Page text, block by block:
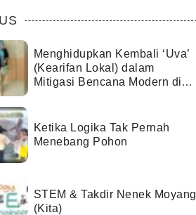
Menghidupkan Kembali ‘Uva’
(Kearifan Lokal) dalam
Mitigasi Bencana Modern di
Ketika Logika Tak Pernah
Menebang Pohon
STEM & Takdir Nenek Moyang
(Kita)